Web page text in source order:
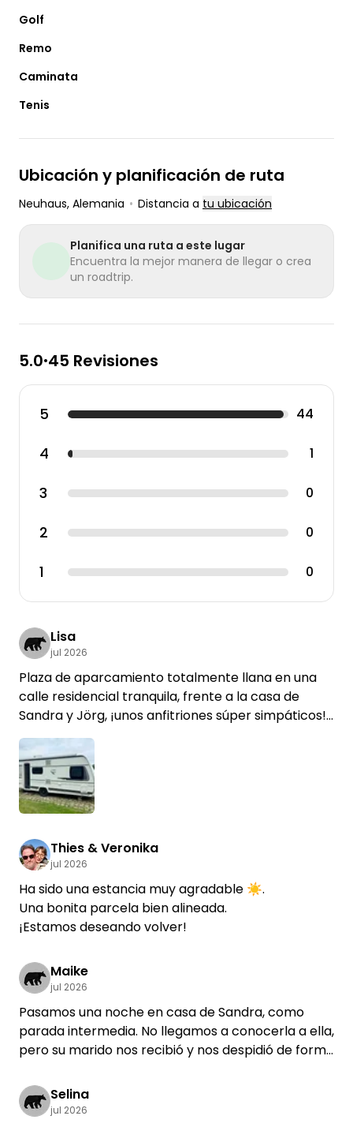
Golf
Remo
Caminata
Tenis
Ubicación y planificación de ruta
Neuhaus, Alemania • Distancia a tu ubicación
Planifica una ruta a este lugar
Encuentra la mejor manera de llegar o crea
un roadtrip.
5.0•45 Revisiones
5 44
4 1
3 0
2 0
1 0
Lisa
jul 2026
Plaza de aparcamiento totalmente llana en una
calle residencial tranquila, frente a la casa de
Sandra y Jörg, ¡unos anfitriones súper simpáticos!
Comunicación sencilla y agradable, con consejos
sobre los alrededores. Posibilidad de utilizar una
zona de descanso al aire libre al sol y conexión
eléctrica a cambio de una pequeña contribución.
El día de la salida nos visitaron unos amigos con su
cochera y les dejaron quedarse. Conclusión:
¡genial!
Thies & Veronika
jul 2026
Ha sido una estancia muy agradable ☀️.
Una bonita parcela bien alineada.
¡Estamos deseando volver!
Maike
jul 2026
Pasamos una noche en casa de Sandra, como
parada intermedia. No llegamos a conocerla a ella,
pero su marido nos recibió y nos despidió de forma
cerezas («riquísimas», según mi hijo 😍).
No pudimos disfrutar mucho del camping debido al
Selina
jul 2026